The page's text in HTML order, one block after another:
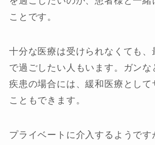
ことです。
十分な医療は受けられなくても、
で過ごしたい人もいます。ガンな
疾患の場合には、緩和医療として
こともできます。
プライベートに介入するようです